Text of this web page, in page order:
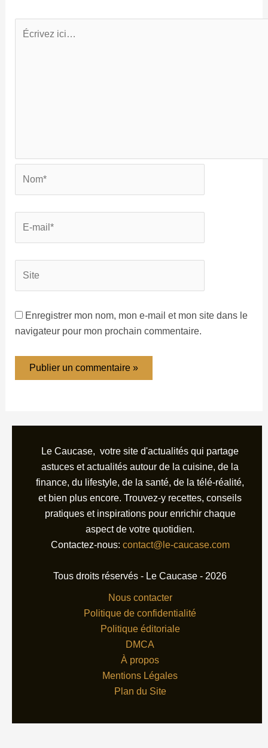
Enregistrer mon nom, mon e-mail et mon site dans le
navigateur pour mon prochain commentaire.
Le Caucase, votre site d'actualités qui partage
astuces et actualités autour de la cuisine, de la
finance, du lifestyle, de la santé, de la télé-réalité,
et bien plus encore. Trouvez-y recettes, conseils
pratiques et inspirations pour enrichir chaque
aspect de votre quotidien.
Contactez-nous: contact@le-caucase.com
Tous droits réservés - Le Caucase - 2026
Nous contacter
Politique de confidentialité
Politique éditoriale
DMCA
À propos
Mentions Légales
Plan du Site